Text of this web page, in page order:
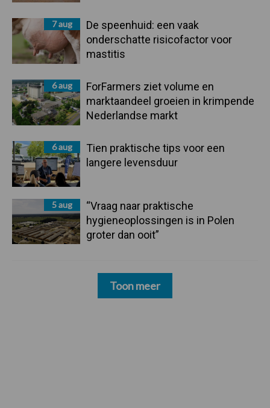
7 aug
De speenhuid: een vaak
onderschatte risicofactor voor
mastitis
6 aug
ForFarmers ziet volume en
marktaandeel groeien in krimpende
Nederlandse markt
6 aug
Tien praktische tips voor een
langere levensduur
5 aug
“Vraag naar praktische
hygieneoplossingen is in Polen
groter dan ooit”
Toon meer